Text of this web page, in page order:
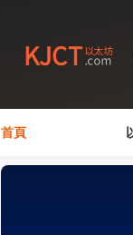
首頁